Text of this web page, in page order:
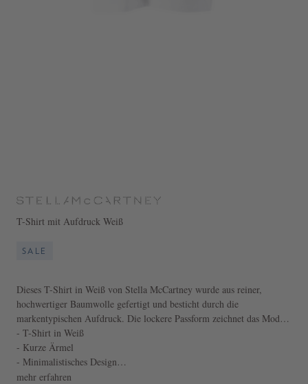
T-Shirt mit Aufdruck Weiß
SALE
Dieses T-Shirt in Weiß von Stella McCartney wurde aus reiner,
hochwertiger Baumwolle gefertigt und besticht durch die
markentypischen Aufdruck. Die lockere Passform zeichnet das Modell
aus. Die gerade Silhouette und der Rundhalsausschnitt perfektioniert
diesen Look.
- T-Shirt in Weiß
- Kurze Ärmel
- Minimalistisches Design
- Hergestellt in Portugal
mehr erfahren